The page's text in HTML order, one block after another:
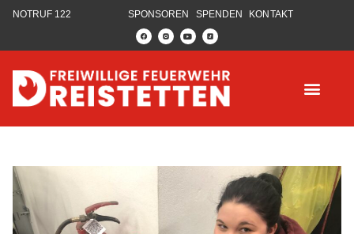
NOTRUF 122 SPONSOREN SPENDEN KONTAKT